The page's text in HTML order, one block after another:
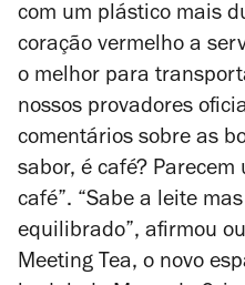
com um plástico mais
coração vermelho a
o melhor para
nossos provadores
comentários sobre as
sabor, é café?
café”. “Sabe a leite
equilibrado”, afirmou
Meeting Tea, o novo